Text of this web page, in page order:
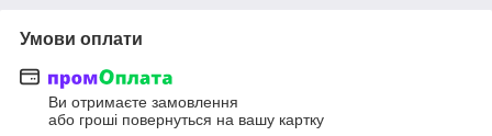
Умови оплати
Ви отримаєте замовлення
або гроші повернуться на вашу картку